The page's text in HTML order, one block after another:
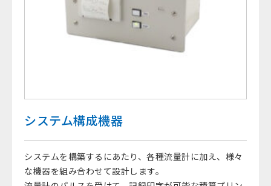
システム構成機器
システムを構築するにあたり、各種流量計に加え、様々
な機器を組み合わせて設計します。